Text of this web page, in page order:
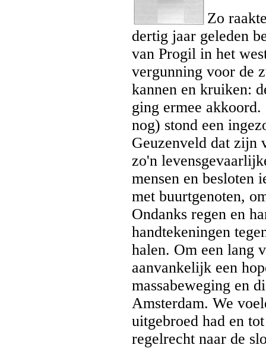
Zo
dertig jaar geleden
van Progil in het
vergunning voor de
kannen en kruiken:
ging ermee
nog) stond een
Geuzenveld dat zijn
zo'n
mensen en besloten
met buurtgenoten,
Ondanks regen en
handtekeningen
halen. Om een lang
aanvankelijk een
massabeweging en
Amsterdam. We
uitgebroed had en
regelrecht naar de